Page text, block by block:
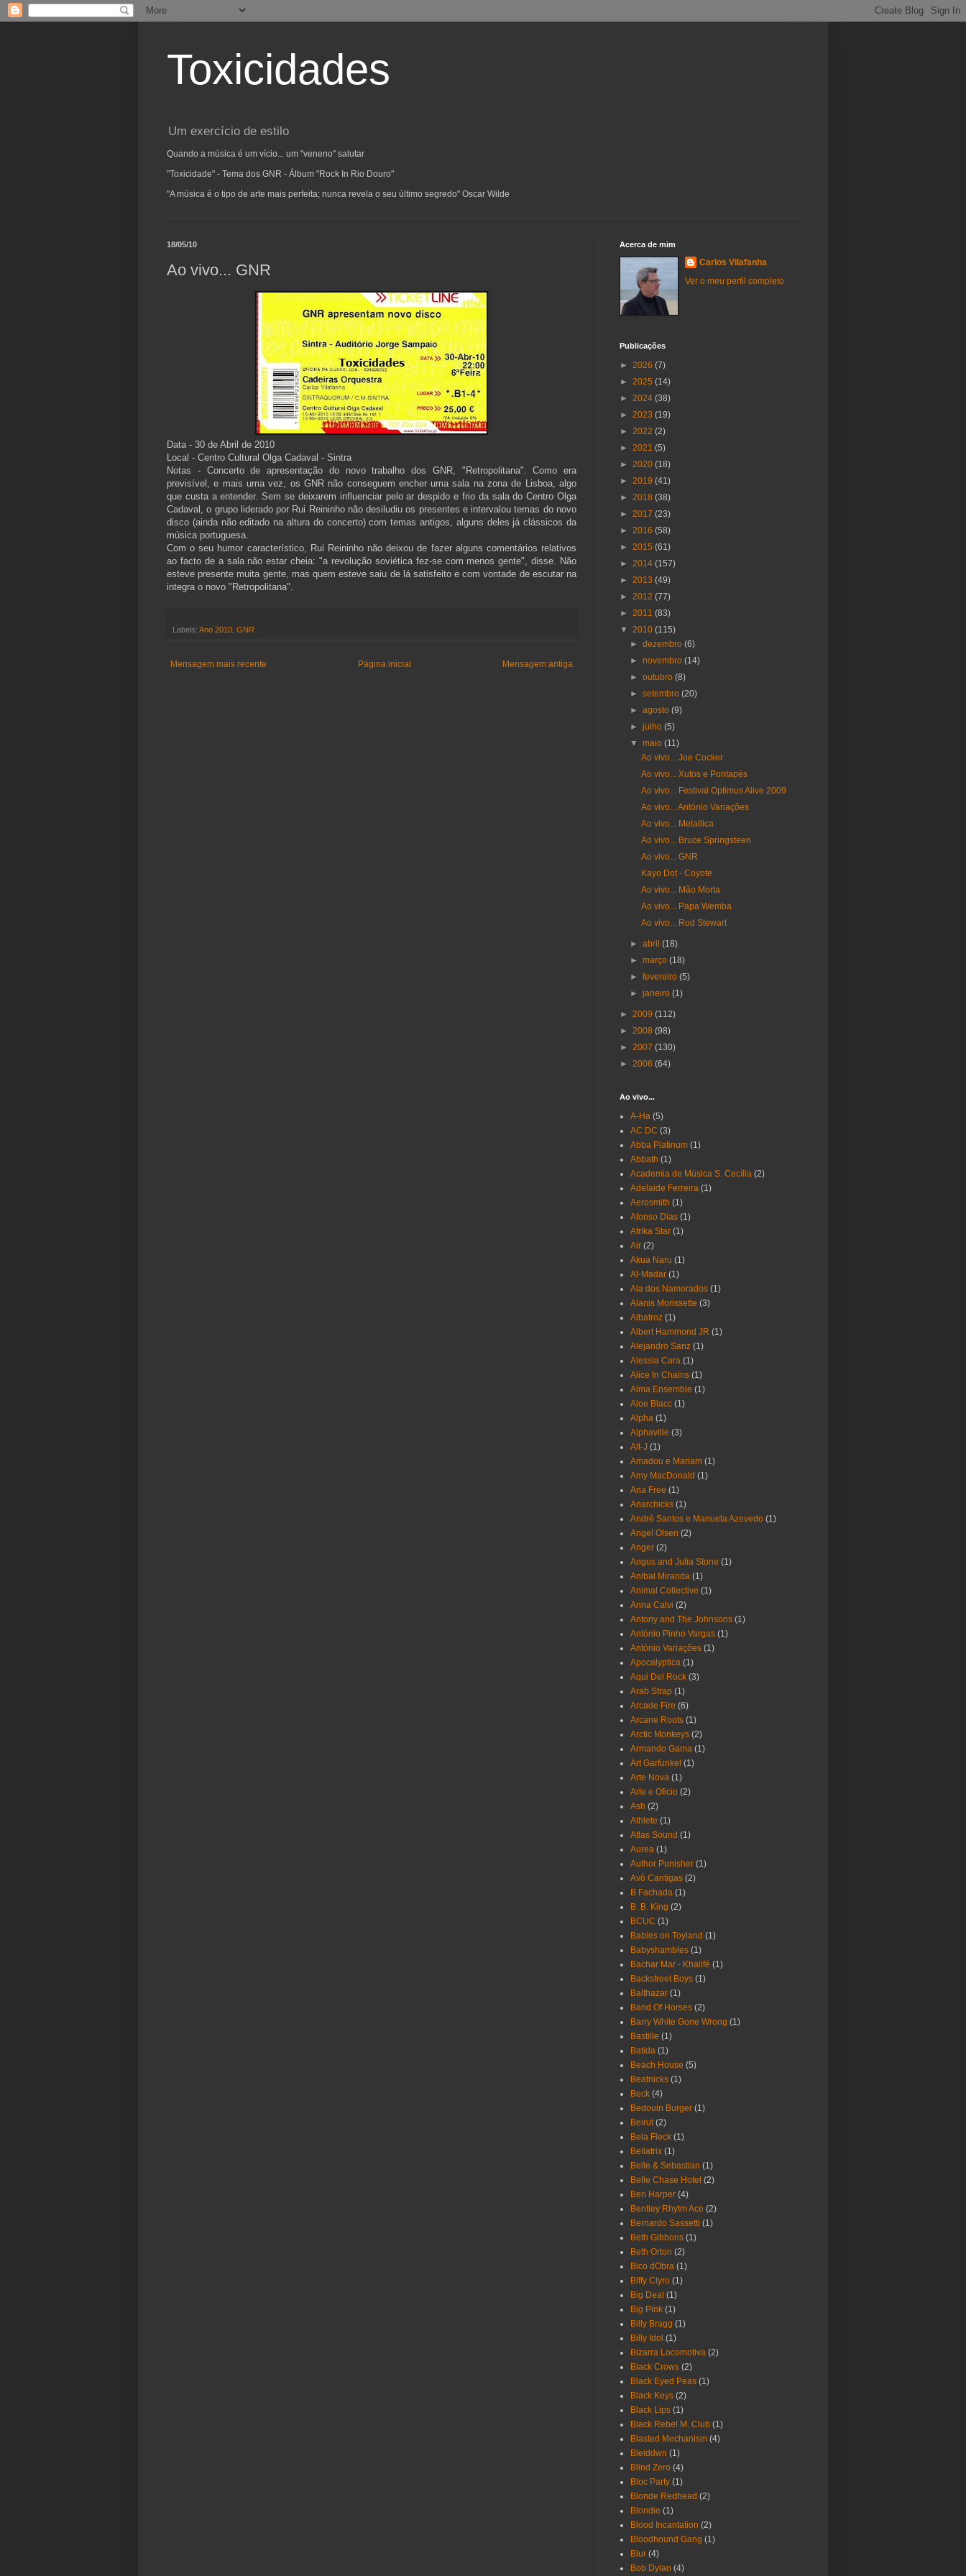
Toxicidades
Um exercício de estilo
Quando a música é um vício... um "veneno" salutar
"Toxicidade" - Tema dos GNR - Álbum "Rock In Rio Douro"
"A música é o tipo de arte mais perfeita; nunca revela o seu último segredo" Oscar Wilde
18/05/10
Ao vivo... GNR
Data - 30 de Abril de 2010
Local - Centro Cultural Olga Cadaval - Sintra
Notas - Concerto de apresentação do novo trabalho dos GNR, "Retropolitana". Como era
previsível, e mais uma vez, os GNR não conseguem encher uma sala na zona de Lisboa, algo
que custa a entender. Sem se deixarem influenciar pelo ar despido e frio da sala do Centro Olga
Cadaval, o grupo liderado por Rui Reininho não desiludiu os presentes e intervalou temas do novo
disco (ainda não editado na altura do concerto) com temas antigos, alguns deles já clássicos da
música portuguesa.
Com o seu humor característico, Rui Reininho não deixou de fazer alguns comentários relativos
ao facto de a sala não estar cheia: "a revolução soviética fez-se com menos gente", disse. Não
esteve presente muita gente, mas quem esteve saiu de lá satisfeito e com vontade de escutar na
integra o novo "Retropolitana".
Labels: Ano 2010 GNR
Mensagem mais recente Mensagem antiga
Página inicial
Acerca de mim
Carlos Vilafanha
Ver o meu perfil completo
Publicações
► 2026 (7)
► 2025 (14)
► 2024 (38)
► 2023 (19)
► 2022 (2)
► 2021 (5)
► 2020 (18)
► 2019 (41)
► 2018 (38)
► 2017 (23)
► 2016 (58)
► 2015 (61)
► 2014 (157)
► 2013 (49)
► 2012 (77)
► 2011 (83)
▼ 2010 (115)
►dezembro(6)
►novembro(14)
►outubro(8)
►setembro(20)
►agosto(9)
►julho(5)
▼maio(11)
Ao vivo... Joe Cocker
Ao vivo... Xutos e Pontapés
Ao vivo... Festival Optimus Alive 2009
Ao vivo... António Variações
Ao vivo... Metallica
Ao vivo... Bruce Springsteen
Ao vivo... GNR
Kayo Dot - Coyote
Ao vivo... Mão Morta
Ao vivo... Papa Wemba
Ao vivo... Rod Stewart
►abril(18)
►março(18)
►fevereiro(5)
►janeiro(1)
► 2009 (112)
► 2008 (98)
► 2007 (130)
► 2006 (64)
Ao vivo...
A-Ha (5)
AC DC (3)
Abba Platinum (1)
Abbath (1)
Academia de Música S. Cecília (2)
Adelaide Ferreira (1)
Aerosmith (1)
Afonso Dias (1)
Afrika Star (1)
Air (2)
Akua Naru (1)
Al-Madar (1)
Ala dos Namorados (1)
Alanis Morissette (3)
Albatroz (1)
Albert Hammond JR (1)
Alejandro Sanz (1)
Alessia Cara (1)
Alice In Chains (1)
Alma Ensemble (1)
Aloe Blacc (1)
Alpha (1)
Alphaville (3)
Alt-J (1)
Amadou e Mariam (1)
Amy MacDonald (1)
Ana Free (1)
Anarchicks (1)
André Santos e Manuela Azevedo (1)
Angel Olsen (2)
Anger (2)
Angus and Julia Stone (1)
Anibal Miranda (1)
Animal Collective (1)
Anna Calvi (2)
Antony and The Johnsons (1)
António Pinho Vargas (1)
António Variações (1)
Apocalyptica (1)
Aqui Del Rock (3)
Arab Strap (1)
Arcade Fire (6)
Arcane Roots (1)
Arctic Monkeys (2)
Armando Gama (1)
Art Garfunkel (1)
Arte Nova (1)
Arte e Oficio (2)
Ash (2)
Athlete (1)
Atlas Sound (1)
Aurea (1)
Author Punisher (1)
Avô Cantigas (2)
B Fachada (1)
B. B. King (2)
BCUC (1)
Babies on Toyland (1)
Babyshambles (1)
Bachar Mar - Khalifé (1)
Backstreet Boys (1)
Balthazar (1)
Band Of Horses (2)
Barry White Gone Wrong (1)
Bastille (1)
Batida (1)
Beach House (5)
Beatnicks (1)
Beck (4)
Bedouin Burger (1)
Beirut (2)
Bela Fleck (1)
Bellatrix (1)
Belle & Sebastian (1)
Belle Chase Hotel (2)
Ben Harper (4)
Bentley Rhytm Ace (2)
Bernardo Sassetti (1)
Beth Gibbons (1)
Beth Orton (2)
Bico dObra (1)
Biffy Clyro (1)
Big Deal (1)
Big Pink (1)
Billy Bragg (1)
Billy Idol (1)
Bizarra Locomotiva (2)
Black Crows (2)
Black Eyed Peas (1)
Black Keys (2)
Black Lips (1)
Black Rebel M. Club (1)
Blasted Mechanism (4)
Bleiddwn (1)
Blind Zero (4)
Bloc Party (1)
Blonde Redhead (2)
Blondie (1)
Blood Incantation (2)
Bloodhound Gang (1)
Blur (4)
Bob Dylan (4)